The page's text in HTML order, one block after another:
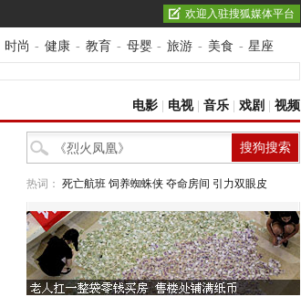
欢迎入驻搜狐媒体平台
时尚 - 健康 - 教育 - 母婴 - 旅游 - 美食 - 星座
电影 电视| 音乐 戏剧 视频
热词： 死亡航班 饲养蜘蛛侠 夺命房间 引力双眼皮